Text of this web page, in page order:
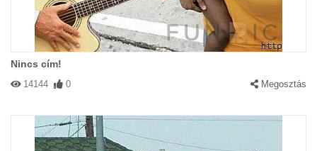
Nincs cím!
14144 0 Megosztás